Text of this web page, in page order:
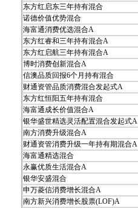
东方红启东三年持有混合
诺德价值优势混合
海富通消费优选混合A
东方红睿和三年持有混合A
东方红启航三年持有混合A
博时消费创新混合A
信澳品质回报6个月持有混合
财通资管品质消费混合发起式A
东方红恒阳五年持有混合
海富通成长价值混合A
银华盛世精选灵活配置混合发起式A
南方消费升级混合A
财通资管消费升级一年持有期混合A
海富通精选混合
永赢优质生活混合A
银华安盛混合
申万菱信消费增长混合A
南方新兴消费增长股票(LOF)A